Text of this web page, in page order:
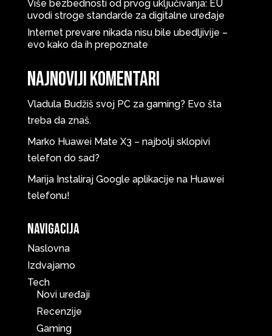
Više bezbednosti od prvog uključivanja: EU
uvodi stroge standarde za digitalne uređaje
Internet prevare nikada nisu bile ubedljivije –
evo kako da ih prepoznate
Najnoviji komentari
Vladula Budžiš svoj PC za gaming? Evo šta
treba da znaš.
Marko Huawei Mate X3 – najbolji sklopivi
telefon do sad?
Marija Instaliraj Google aplikacije na Huawei
telefonu!
Navigacija
Naslovna
Izdvajamo
Tech
Novi uređaji
Recenzije
Gaming